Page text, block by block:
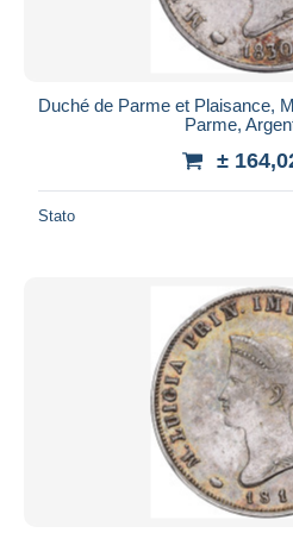
Duché de Parme et Plaisance,
Parme,
±
Stato